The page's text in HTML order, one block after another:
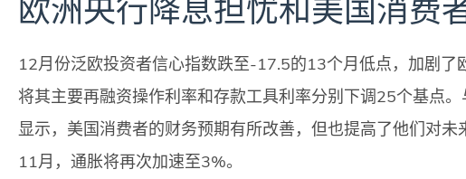
欧洲央行降息担忧和美国消费
12月份泛欧投资者信心指数跌至-17.5的13个月低点，加剧了
将其主要再融资操作利率和存款工具利率分别下调25个基点
显示，美国消费者的财务预期有所改善，但也提高了他们对
11月，通胀将再次加速至3%。